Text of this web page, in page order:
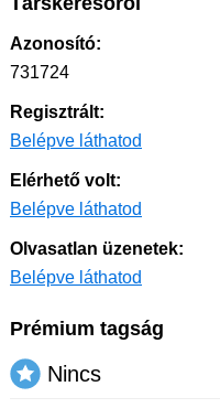
Azonosító:
731724
Regisztrált:
Belépve láthatod
Elérhető volt:
Belépve láthatod
Olvasatlan üzenetek:
Belépve láthatod
Prémium tagság
Nincs